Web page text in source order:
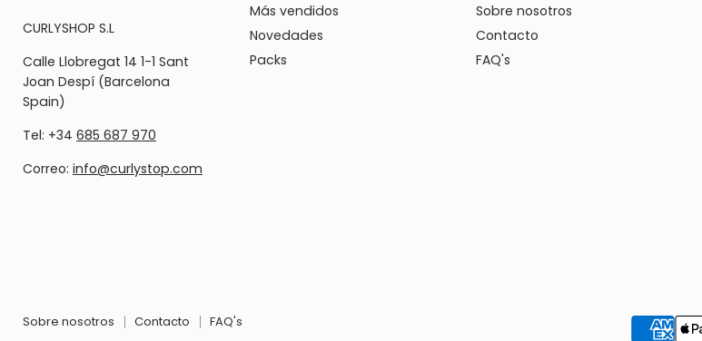
CURLYSHOP S.L
Calle Llobregat 14 1-1 Sant
Joan Despí (Barcelona
Spain)
Tel: +34 685 687 970
Correo: info@curlystop.com
Más vendidos
Novedades
Packs
Sobre nosotros
Contacto
FAQ's
Sobre nosotros
Contacto FAQ's